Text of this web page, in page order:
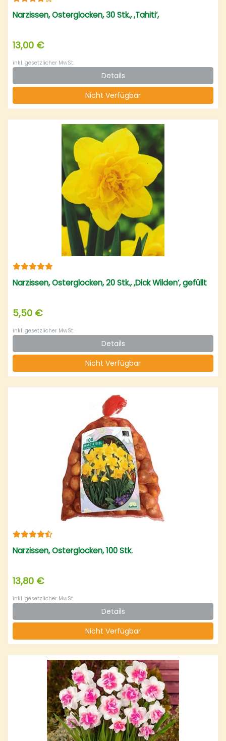
Narzissen, Osterglocken, 30 Stk., ‚Tahiti‘,
13,00 €
inkl. gesetzlicher MwSt.
Details
Nicht Verfügbar
Narzissen, Osterglocken, 20 Stk., ‚Dick Wilden‘, gefüllt
5,50 €
inkl. gesetzlicher MwSt.
Details
Nicht Verfügbar
Narzissen, Osterglocken, 100 Stk.
13,80 €
inkl. gesetzlicher MwSt.
Details
Nicht Verfügbar